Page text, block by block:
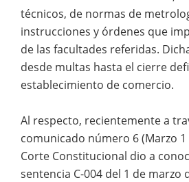
técnicos, de normas de
instrucciones y órdenes que
de las facultades referidas.
desde multas hasta el cierre
establecimiento de comercio.
Al respecto, recientemente a
comunicado número 6 (Marzo 1
Corte Constitucional dio a
sentencia C-004 del 1 de marzo